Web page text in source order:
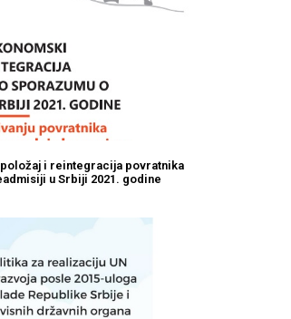
i reintegracija povratnika
u Srbiji 2021. godine